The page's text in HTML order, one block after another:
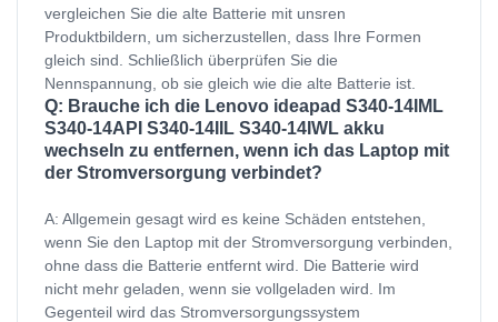
vergleichen Sie die alte Batterie mit unsren
Produktbildern, um sicherzustellen, dass Ihre Formen
gleich sind. Schließlich überprüfen Sie die
Nennspannung, ob sie gleich wie die alte Batterie ist.
Q: Brauche ich die Lenovo ideapad S340-14IML
S340-14API S340-14IIL S340-14IWL akku
wechseln zu entfernen, wenn ich das Laptop mit
der Stromversorgung verbindet?
A: Allgemein gesagt wird es keine Schäden entstehen,
wenn Sie den Laptop mit der Stromversorgung verbinden,
ohne dass die Batterie entfernt wird. Die Batterie wird
nicht mehr geladen, wenn sie vollgeladen wird. Im
Gegenteil wird das Stromversorgungssystem